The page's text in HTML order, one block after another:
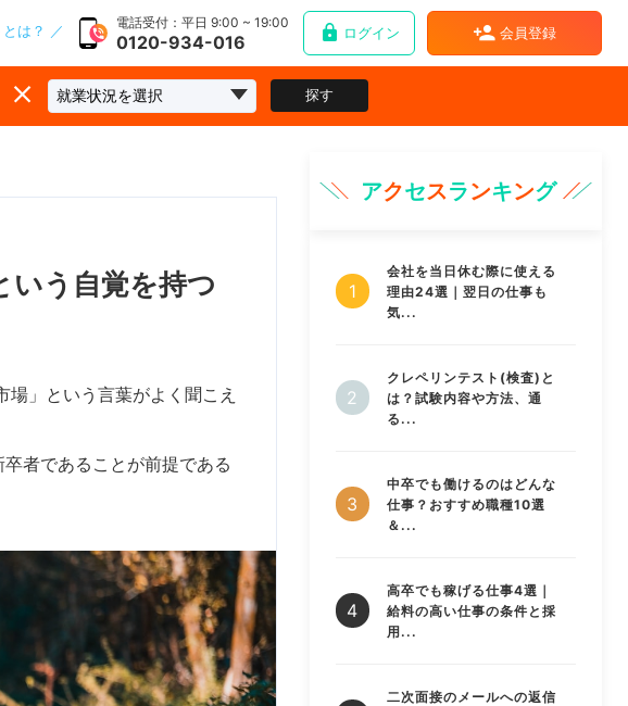
は？ ／ 電話受付：平日 9:00 ~ 19:00
0120-934-016 ログイン 会員登録
探す
いう自覚を持つ
」という言葉がよく聞こえ
者であることが前提である
アクセスランキング
会社を当日休む際に使える
理由24選｜翌日の仕事も
気...
クレペリンテスト(検査)と
は？試験内容や方法、通
る...
中卒でも働けるのはどんな
仕事？おすすめ職種10選
＆...
高卒でも稼げる仕事4選｜
給料の高い仕事の条件と採
用...
二次面接のメールへの返信